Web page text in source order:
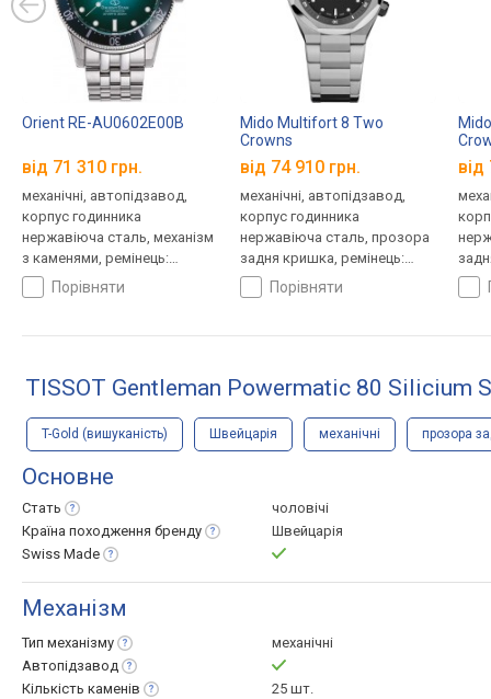
Orient RE-AU0602E00B
від 71 310 грн.
механічні, автопідзавод,
корпус годинника
нержавіюча сталь, механізм
з каменями, ремінець:
браслет сталь, WR 200,
Японія
порівняти
Mido Multifort 8 Two
Crowns
M047.507.11.051.00
від 74 910 грн.
механічні, автопідзавод,
корпус годинника
нержавіюча сталь, прозора
задня кришка, ремінець:
браслет сталь, Швейцарія
порівняти
від
TISSOT Gentleman Powermatic 80 Silicium
T-Gold (вишуканість) Швейцарія механічні прозора
Основне
Стать
чоловічі
Країна походження бренду
Швейцарія
Swiss Made
Механізм
Тип механізму
механічні
Автопідзавод
Кількість каменів
25 шт.